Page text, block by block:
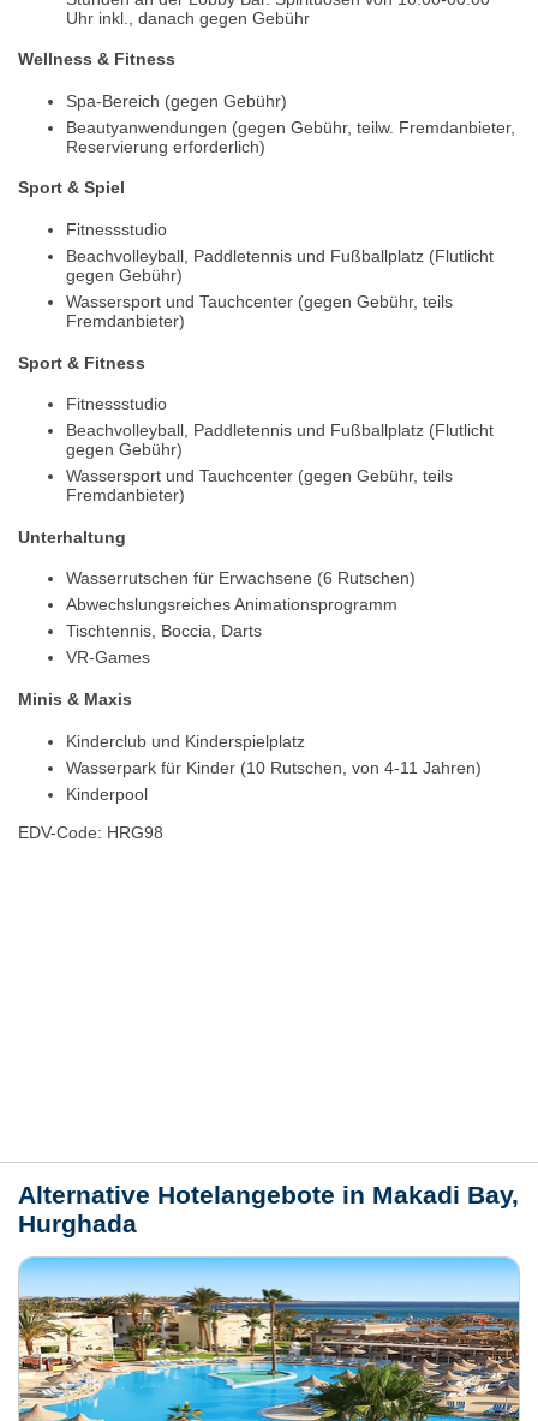
Uhr inkl., danach gegen Gebühr
Wellness & Fitness
Spa-Bereich (gegen Gebühr)
Beautyanwendungen (gegen Gebühr, teilw. Fremdanbieter,
Reservierung erforderlich)
Sport & Spiel
Fitnessstudio
Beachvolleyball, Paddletennis und Fußballplatz (Flutlicht
gegen Gebühr)
Wassersport und Tauchcenter (gegen Gebühr, teils
Fremdanbieter)
Sport & Fitness
Fitnessstudio
Beachvolleyball, Paddletennis und Fußballplatz (Flutlicht
gegen Gebühr)
Wassersport und Tauchcenter (gegen Gebühr, teils
Fremdanbieter)
Unterhaltung
Wasserrutschen für Erwachsene (6 Rutschen)
Abwechslungsreiches Animationsprogramm
Tischtennis, Boccia, Darts
VR-Games
Minis & Maxis
Kinderclub und Kinderspielplatz
Wasserpark für Kinder (10 Rutschen, von 4-11 Jahren)
Kinderpool
EDV-Code: HRG98
Alternative Hotelangebote in Makadi Bay,
Hurghada